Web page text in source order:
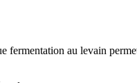
fermentation au levain